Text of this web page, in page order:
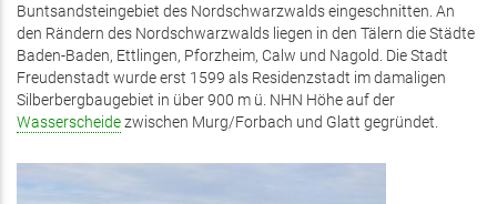
Buntsandsteingebiet des Nordschwarzwalds eingeschnitten. An
den Rändern des Nordschwarzwalds liegen in den Tälern die Städte
Baden-Baden, Ettlingen, Pforzheim, Calw und Nagold. Die Stadt
Freudenstadt wurde erst 1599 als Residenzstadt im damaligen
Silberbergbaugebiet in über 900 m ü. NHN Höhe auf der
Wasserscheidezwischen Murg/Forbach und Glatt gegründet.